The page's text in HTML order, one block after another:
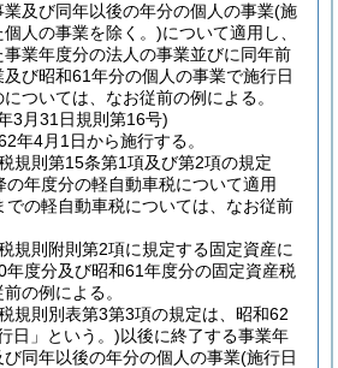
及び同年以後の年分の個人の事業(施
人の事業を除く。)について適用し、
業年度分の法人の事業並びに同年前
び昭和61年分の個人の事業で施行日
ついては、なお従前の例による。
3月31日規則第16号)
年4月1日から施行する。
規則第15条第1項及び第2項の規定
の年度分の軽自動車税について適用
での軽自動車税については、なお従前
規則附則第2項に規定する固定資産に
年度分及び昭和61年度分の固定資産税
の例による。
規則別表第3第3項の規定は、昭和62
日」という。)以後に終了する事業年
同年以後の年分の個人の事業(施行日